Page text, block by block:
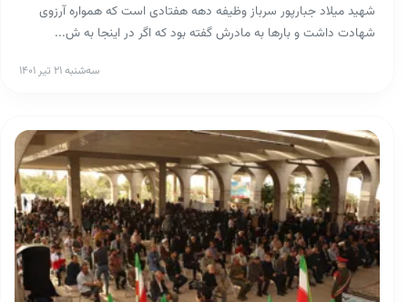
شهید میلاد جبارپور سرباز وظیفه دهه هفتادی است که همواره آرزوی
شهادت داشت و بارها به مادرش گفته بود که اگر در اینجا به ش...
سه‌شنبه ۲۱ تیر ۱۴۰۱